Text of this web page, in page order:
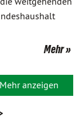
Mehr
Mehr anzeigen